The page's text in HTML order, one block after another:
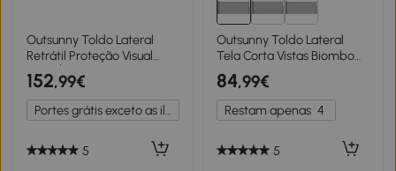
Outsunny Toldo Lateral
Retrátil Proteção Visual
para Áreas Exteriores
Resistente à Água UV50+
420x185 cm Cinza Escuro
152,99€
Portes grátis exceto as ilhas
5
Outsunny Toldo Lateral
Tela Corta Vistas Biombo
Retrátil 3x1,8 m Alu.
Poliéster Anti UV Alta
Densidade 180 g/m² Cinza
Claro
84,99€
Restam apenas 4
5